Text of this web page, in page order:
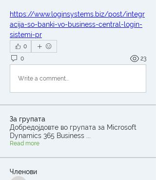
https://www.loginsystems.biz/post/integr
acija-so-banki-vo-business-central-login-
sistemi-pr
0
0
23
Write a comment...
За групата
Добредојдовте во групата за Microsoft
Dynamics 365 Business
Read more
Членови